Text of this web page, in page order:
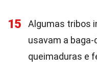
15
Algumas tribos
usavam a
queimaduras e